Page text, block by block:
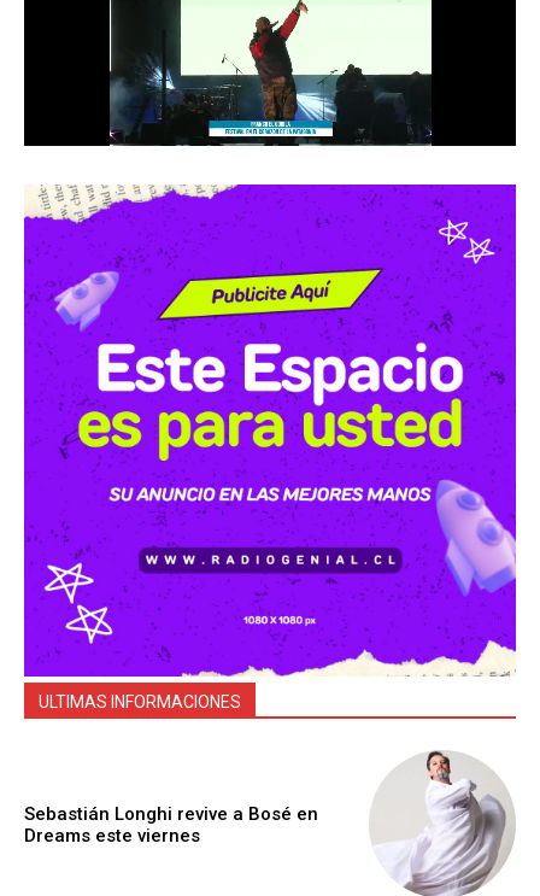
ULTIMAS INFORMACIONES
Sebastián Longhi revive a Bosé en
Dreams este viernes